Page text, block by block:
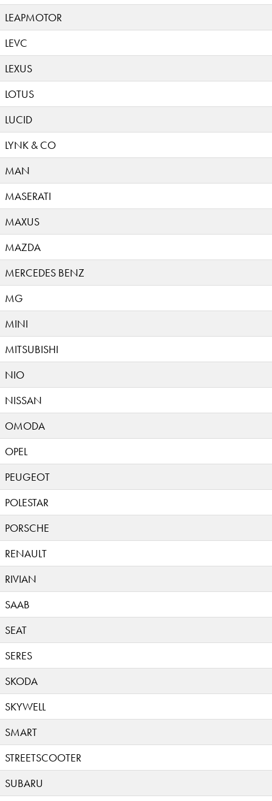
LEAPMOTOR
LEVC
LEXUS
LOTUS
LUCID
LYNK & CO
MAN
MASERATI
MAXUS
MAZDA
MERCEDES BENZ
MG
MINI
MITSUBISHI
NIO
NISSAN
OMODA
OPEL
PEUGEOT
POLESTAR
PORSCHE
RENAULT
RIVIAN
SAAB
SEAT
SERES
SKODA
SKYWELL
SMART
STREETSCOOTER
SUBARU